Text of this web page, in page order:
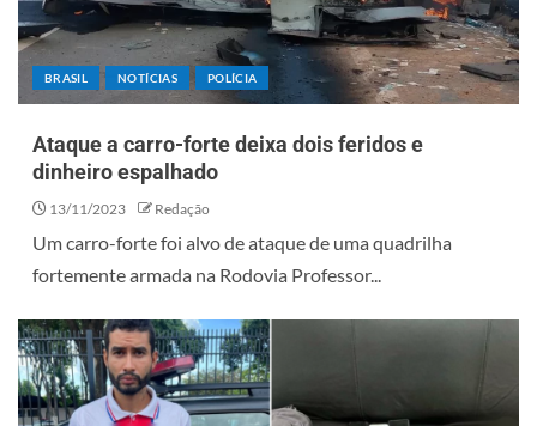
BRASIL NOTÍCIAS POLÍCIA
Ataque a carro-forte deixa dois feridos e
dinheiro espalhado
13/11/2023 Redação
Um carro-forte foi alvo de ataque de uma quadrilha
fortemente armada na Rodovia Professor...